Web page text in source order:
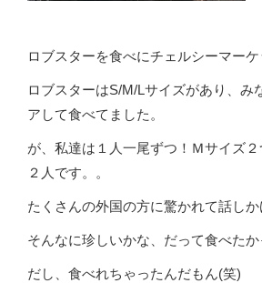
ロブスターを食べにチェルシーマー
ロブスターはS/M/Lサイズがあり、み
アして食べてました。
が、私達は１人一尾ずつ！Ｍサイズ
２人です。。
たくさんの外国の方に驚かれて話し
そんなに珍しいかな、だって食べた
だし、食べれちゃったんだもん(笑)